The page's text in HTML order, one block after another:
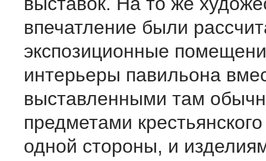
впечатление были
экспозиционные
интерьеры павильона
выставленными там
предметами
одной стороны, и